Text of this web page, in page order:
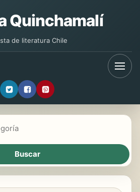
Quinchamalí
de literatura Chile